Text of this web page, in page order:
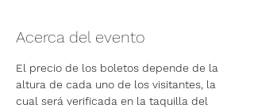
Acerca del evento
El precio de los boletos depende de la
altura de cada uno de los visitantes, la
cual será verificada en la taquilla del